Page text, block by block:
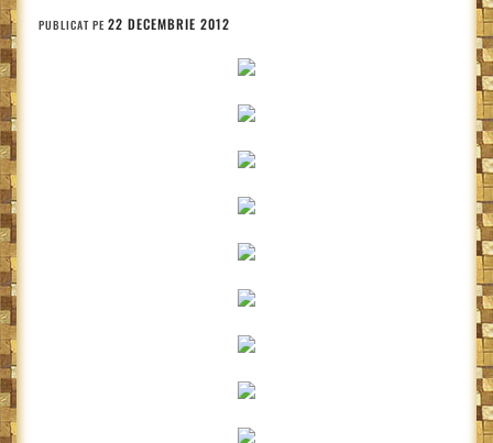
PUBLICAT PE 22 DECEMBRIE 2012